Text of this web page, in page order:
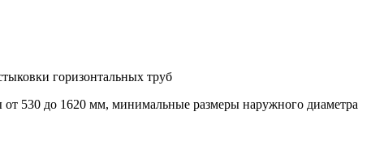
горизонтальных труб
530 до 1620 мм, минимальные размеры наружного диаметра